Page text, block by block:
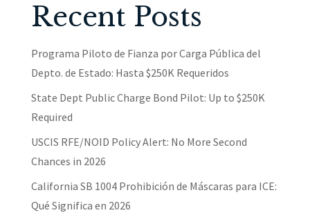
Recent Posts
Programa Piloto de Fianza por Carga Pública del
Depto. de Estado: Hasta $250K Requeridos
State Dept Public Charge Bond Pilot: Up to $250K
Required
USCIS RFE/NOID Policy Alert: No More Second
Chances in 2026
California SB 1004 Prohibición de Máscaras para ICE:
Qué Significa en 2026